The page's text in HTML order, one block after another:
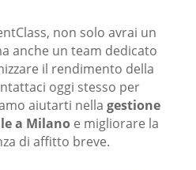
non solo avrai un
anche un team dedicato
il rendimento della
oggi stesso per
aiutarti nella gestione
a Milanoe migliorare la
di affitto breve.